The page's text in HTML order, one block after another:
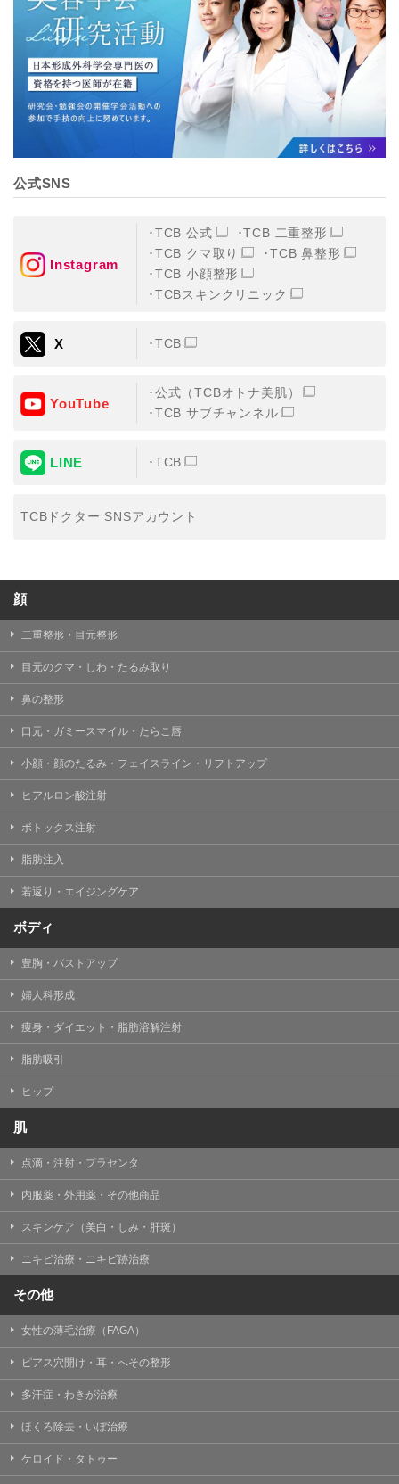
TCBグループは、取り扱う個人情報を、厳正な管理の下
に蓄積・保管し、当該個人情報への不正アクセス・紛
失・破壊・改ざんおよび漏洩等を防止するため、必要か
つ適切な組織的・人的・物理的・技術的防御措置を講じ
ます。
【個人情報の共同利用について】
TCBグループは、【利用目的】達成に必要な範囲で、取
得情報を共同して利用することがあります。
なお、共同利用にあたっては、一般社団法人メディカル
す。
一般社団法人メディカルアライアンス
①共同して利用される情報
②共同して利用する者の範囲
③共同利用する者の利用目的
【外部委託について】
おいて、取得情報の取扱いの全部または一部を外部の業
務委託先に委託することがあります。取得情報の取り扱
TCBグループは、個人情報保護法その他の法令により認
められる場合を除き、患者様の同意なしに、取得情報を
ん。
【個人情報の開示・訂正・利用停止について】
TCBグループは、本人の申し出により個人情報に関する
開示、訂正、更新、削除、利用停止その他お問い合わせ
について、これを適切に対応します。
【Cookie(クッキー)について】
Cookieは、一般的にインターネット閲覧を行う際、又は
の閲覧情報を記憶させておく機能です。
TCBグループでは、Cookie及び類似技術を使用して収集
を分析し、パフォーマンス改善や、WEBサイトを通じて
提供するサービスの向上・改善のため、Cookieを使用す
ることがあります。ご使用のブラウザによりCookieを無
ジが正しく表示されなくなる場合がありますのでご留意
ください。
TCBグループが運営するWEBサイトでは、アクセスログ
として患者様の履歴情報をサーバ上に記録しています。
アクセスログはWEBサイトの保守管理や利用状況に関す
る統計分析のために使用されます。それ以外の目的で使
用されることはありません。
事業上の必要性等に応じて、改定される場合がありま
す。
掲載したときをもって効力を生じるものとします。
公式SNS
Instagram
TCB 公式
TCB 二重整形
TCB クマ取り
TCB 鼻整形
TCB 小顔整形
TCBスキンクリニック
X TCB
YouTube
公式（TCBオトナ美肌）
TCB サブチャンネル
LINE TCB
TCBドクター SNSアカウント
顔
二重整形・目元整形
目元のクマ・しわ・たるみ取り
鼻の整形
口元・ガミースマイル・たらこ唇
小顔・顔のたるみ・フェイスライン・リフトアップ
ヒアルロン酸注射
ボトックス注射
脂肪注入
若返り・エイジングケア
ボディ
豊胸・バストアップ
婦人科形成
痩身・ダイエット・脂肪溶解注射
脂肪吸引
ヒップ
肌
点滴・注射・プラセンタ
内服薬・外用薬・その他商品
スキンケア（美白・しみ・肝斑）
ニキビ治療・ニキビ跡治療
その他
女性の薄毛治療（FAGA）
ピアス穴開け・耳・へその整形
多汗症・わきが治療
ほくろ除去・いぼ治療
ケロイド・タトゥー